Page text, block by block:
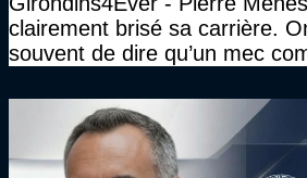
clairement brisé sa carrière.
souvent de dire qu’un mec